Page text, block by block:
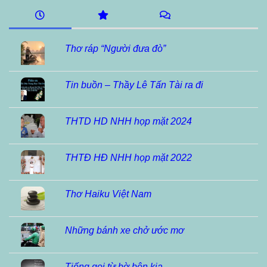
Thơ ráp “Người đưa đò”
Tin buồn – Thầy Lê Tấn Tài ra đi
THTD HD NHH họp mặt 2024
THTĐ HĐ NHH họp mặt 2022
Thơ Haiku Việt Nam
Những bánh xe chở ước mơ